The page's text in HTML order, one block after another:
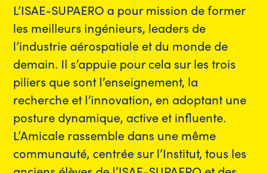
L’ISAE-SUPAERO a pour mission de former
les meilleurs ingénieurs, leaders de
l’industrie aérospatiale et du monde de
demain. Il s’appuie pour cela sur les trois
piliers que sont l’enseignement, la
recherche et l’innovation, en adoptant une
posture dynamique, active et influente.
L’Amicale rassemble dans une même
communauté, centrée sur l’Institut, tous les